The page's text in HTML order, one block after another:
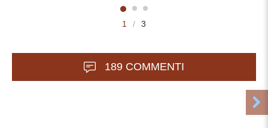
1 / 3
189 COMMENTI